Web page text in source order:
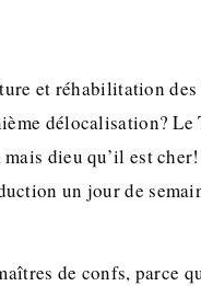
et réhabilitation
délocalisation? Le
dieu qu’il est
un jour de
de confs, parce